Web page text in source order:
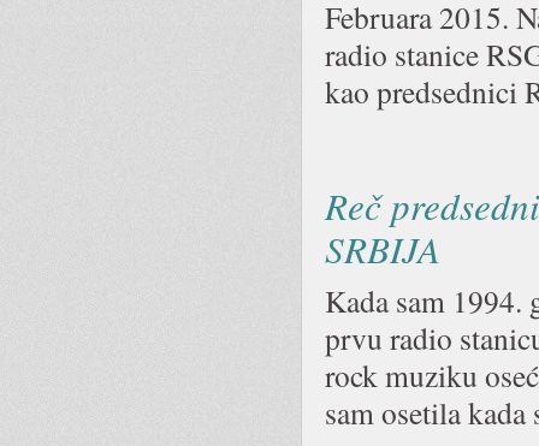
Februara 2015.
radio stanice
kao predsednici
Reč
SRBIJA
Kada sam
prvu radio
rock muziku
sam osetila